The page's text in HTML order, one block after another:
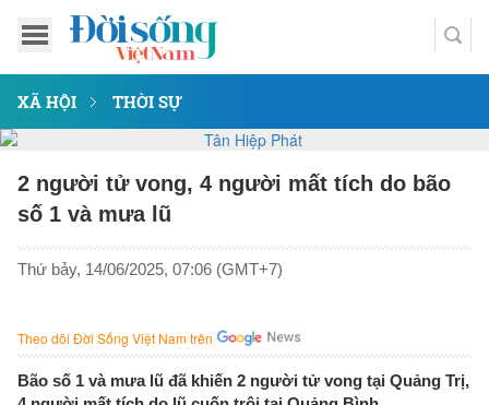
XÃ HỘI THỜI SỰ
2 người tử vong, 4 người mất tích do bão
số 1 và mưa lũ
Thứ bảy, 14/06/2025, 07:06 (GMT+7)
Theo dõi Đời Sống Việt Nam trên
Bão số 1 và mưa lũ đã khiến 2 người tử vong tại Quảng Trị,